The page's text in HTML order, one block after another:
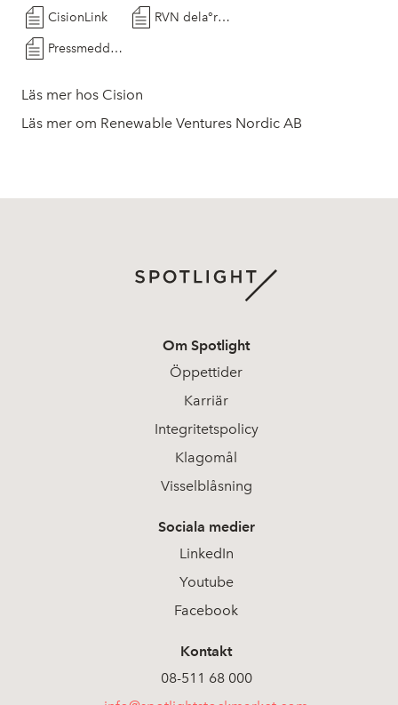
CisionLink RVN dela°rsrapport jan-mar 2025
Pressmeddelande RVN Dela rsrapport jan-mar 2025
Läs mer hos Cision
Läs mer om Renewable Ventures Nordic AB
Om Spotlight
Öppettider
Karriär
Integritetspolicy
Klagomål
Visselblåsning
Sociala medier
LinkedIn
Youtube
Facebook
Kontakt
08-511 68 000